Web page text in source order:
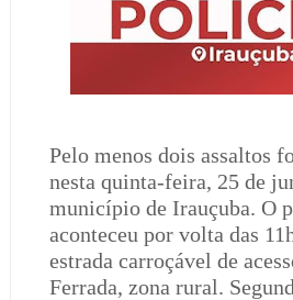
Pelo menos dois assaltos
nesta quinta-feira, 25 de
município de Irauçuba. O
aconteceu por volta das
estrada carroçável de
Ferrada, zona rural.